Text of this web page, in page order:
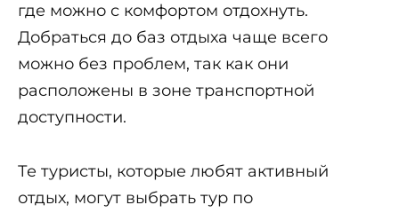
где можно с комфортом отдохнуть.
Добраться до баз отдыха чаще всего
можно без проблем, так как они
расположены в зоне транспортной
доступности.
Те туристы, которые любят активный
отдых, могут выбрать тур по